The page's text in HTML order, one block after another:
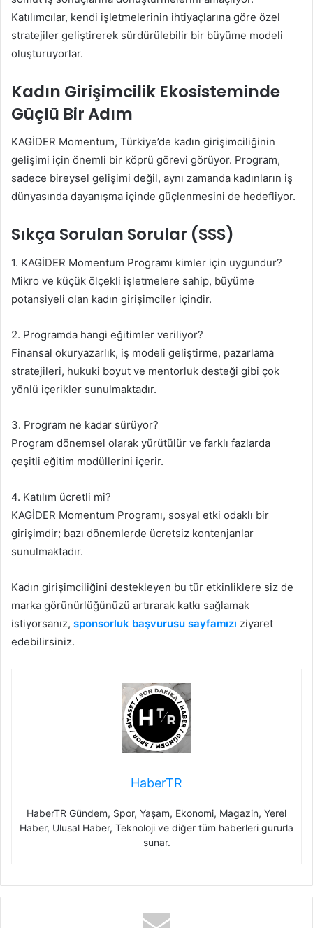
Katılımcılar, kendi işletmelerinin ihtiyaçlarına göre özel
stratejiler geliştirerek sürdürülebilir bir büyüme modeli
oluşturuyorlar.
Kadın Girişimcilik Ekosisteminde
Güçlü Bir Adım
KAGİDER Momentum, Türkiye’de kadın girişimciliğinin
gelişimi için önemli bir köprü görevi görüyor. Program,
sadece bireysel gelişimi değil, aynı zamanda kadınların iş
dünyasında dayanışma içinde güçlenmesini de hedefliyor.
Sıkça Sorulan Sorular (SSS)
1. KAGİDER Momentum Programı kimler için uygundur?
Mikro ve küçük ölçekli işletmelere sahip, büyüme
potansiyeli olan kadın girişimciler içindir.
2. Programda hangi eğitimler veriliyor?
Finansal okuryazarlık, iş modeli geliştirme, pazarlama
stratejileri, hukuki boyut ve mentorluk desteği gibi çok
yönlü içerikler sunulmaktadır.
3. Program ne kadar sürüyor?
Program dönemsel olarak yürütülür ve farklı fazlarda
çeşitli eğitim modüllerini içerir.
4. Katılım ücretli mi?
KAGİDER Momentum Programı, sosyal etki odaklı bir
girişimdir; bazı dönemlerde ücretsiz kontenjanlar
sunulmaktadır.
Kadın girişimciliğini destekleyen bu tür etkinliklere siz de
marka görünürlüğünüzü artırarak katkı sağlamak
istiyorsanız, sponsorluk başvurusu sayfamızı ziyaret
edebilirsiniz.
HaberTR
HaberTR Gündem, Spor, Yaşam, Ekonomi, Magazin, Yerel
Haber, Ulusal Haber, Teknoloji ve diğer tüm haberleri gururla
sunar.